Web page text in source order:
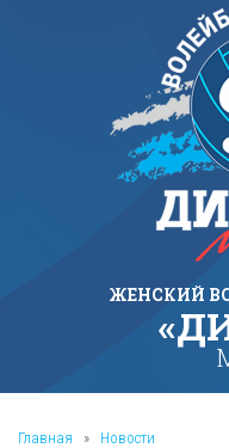
ЖЕНСКИЙ
Главная » Новости